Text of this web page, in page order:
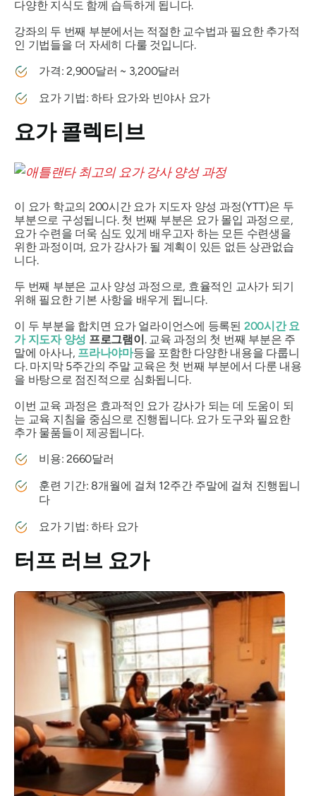
다양한 지식도 함께 습득하게 됩니다.
강좌의 두 번째 부분에서는 적절한 교수법과 필요한 추가적
인 기법들을 더 자세히 다룰 것입니다.
가격: 2,900달러 ~ 3,200달러
요가 기법: 하타 요가와 빈야사 요가
요가 콜렉티브
이 요가 학교의 200시간 요가 지도자 양성 과정(YTT)은 두
부분으로 구성됩니다. 첫 번째 부분은 요가 몰입 과정으로,
요가 수련을 더욱 심도 있게 배우고자 하는 모든 수련생을
위한 과정이며, 요가 강사가 될 계획이 있든 없든 상관없습
니다.
두 번째 부분은 교사 양성 과정으로, 효율적인 교사가 되기
위해 필요한 기본 사항을 배우게 됩니다.
이 두 부분을 합치면 요가 얼라이언스에 등록된 200시간 요
가 지도자 양성 프로그램이 . 교육 과정의 첫 번째 부분은 주
말에 아사나, 프라나야마등을 포함한 다양한 내용을 다룹니
다. 마지막 5주간의 주말 교육은 첫 번째 부분에서 다룬 내용
을 바탕으로 점진적으로 심화됩니다.
이번 교육 과정은 효과적인 요가 강사가 되는 데 도움이 되
는 교육 지침을 중심으로 진행됩니다. 요가 도구와 필요한
추가 물품들이 제공됩니다.
비용: 2660달러
훈련 기간: 8개월에 걸쳐 12주간 주말에 걸쳐 진행됩니
다
요가 기법: 하타 요가
터프 러브 요가